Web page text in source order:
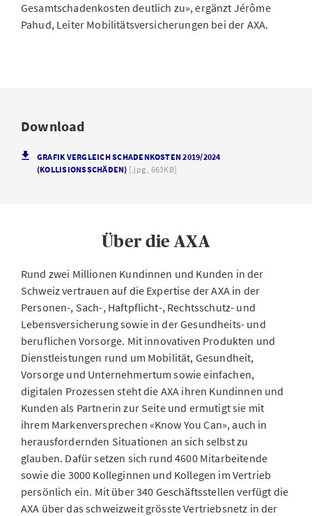
Gesamtschadenkosten deutlich zu», ergänzt Jérôme
Pahud, Leiter Mobilitätsversicherungen bei der AXA.
Download
GRAFIK VERGLEICH SCHADENKOSTEN 2019/2024
(KOLLISIONSSCHÄDEN) [.jpg , 663KB]
Über die AXA
Rund zwei Millionen Kundinnen und Kunden in der
Schweiz vertrauen auf die Expertise der AXA in der
Personen-, Sach-, Haftpflicht-, Rechtsschutz- und
Lebensversicherung sowie in der Gesundheits- und
beruflichen Vorsorge. Mit innovativen Produkten und
Dienstleistungen rund um Mobilität, Gesundheit,
Vorsorge und Unternehmertum sowie einfachen,
digitalen Prozessen steht die AXA ihren Kundinnen und
Kunden als Partnerin zur Seite und ermutigt sie mit
ihrem Markenversprechen «Know You Can», auch in
herausfordernden Situationen an sich selbst zu
glauben. Dafür setzen sich rund 4600 Mitarbeitende
sowie die 3000 Kolleginnen und Kollegen im Vertrieb
persönlich ein. Mit über 340 Geschäftsstellen verfügt die
AXA über das schweizweit grösste Vertriebsnetz in der